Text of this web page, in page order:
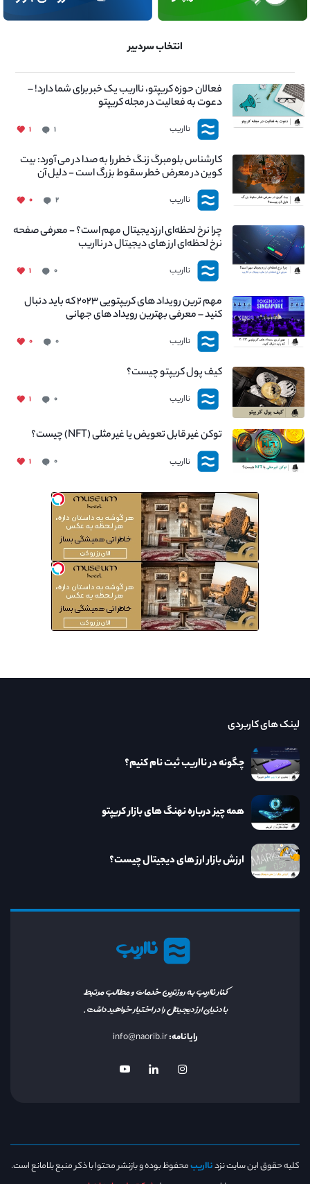
انتخاب سردبیر
فعالان حوزه کریپتو، نااریب یک خبر برای شما دارد! –
دعوت به فعالیت در مجله کریپتو
نااریب ۱ ۱
کارشناس بلومبرگ زنگ خطر را به صدا در می آورد: بیت
کوین در معرض خطر سقوط بزرگ است - دلیل آن
چیست؟
نااریب ۲ ۰
چرا نرخ لحظه‌ای ارزدیجیتال مهم است؟ - معرفی صفحه
نرخ لحظه‌ای ارز های دیجیتال در نااریب
نااریب ۰ ۱
مهم ترین رویداد های کریپتویی ۲۰۲۳ که باید دنبال
کنید – معرفی بهترین رویداد های جهانی
نااریب ۰ ۰
کیف پول کریپتو چیست؟
نااریب ۰ ۱
توکن غیر قابل تعویض یا غیر مثلی (NFT) چیست؟
نااریب ۰ ۱
نااریب
کنار نااریب به روزترین خدمات و مطالب مرتبط
با دنیای ارز دیجیتال را در اختیار خواهید داشت.
رایانامه:info@naorib.ir
لینک های کاربردی
چگونه در نااریب ثبت نام کنیم؟
همه چیز درباره نهنگ های بازار کریپتو
ارزش بازار ارز های دیجیتال چیست؟
کلیه حقوق این سایت نزدنااریبمحفوظ بوده و بازنشر محتوا با ذکر منبع بلامانع است.